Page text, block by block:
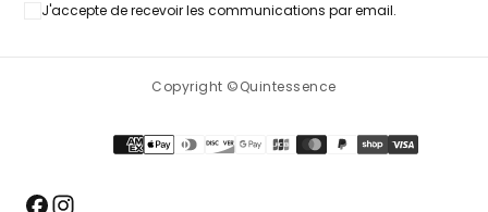
J'accepte de recevoir les communications par email.
Copyright ©Quintessence
Payment